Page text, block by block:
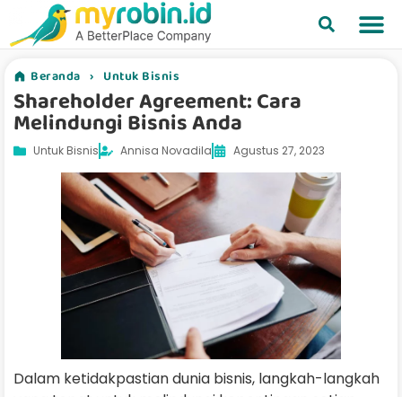
Beranda › Untuk Bisnis
Shareholder Agreement: Cara
Melindungi Bisnis Anda
Untuk Bisnis Annisa Novadila Agustus 27, 2023
Dalam ketidakpastian dunia bisnis, langkah-langkah